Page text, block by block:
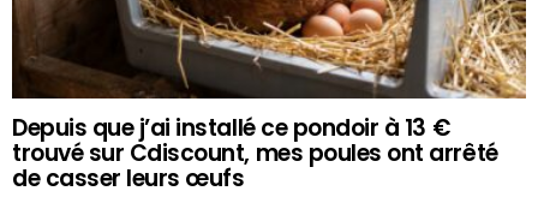
Depuis que j’ai installé ce pondoir à 13 €
trouvé sur Cdiscount, mes poules ont arrêté
de casser leurs œufs